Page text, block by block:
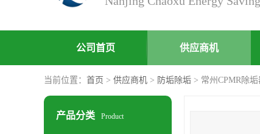
公司首页 供应商机
当前位置： 首页 > 供应商机 > 防垢除垢 > 常州CPMR除
产品分类 Product